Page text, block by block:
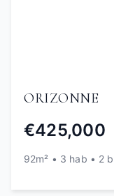
ORIZONNE
€425,000
92m² • 3 hab • 2